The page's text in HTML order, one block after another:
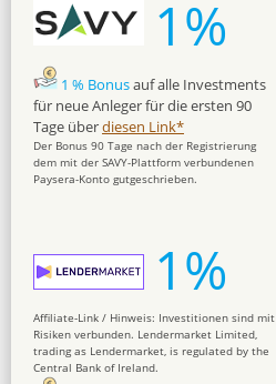
1%
1 % Bonusauf alle Investments
für neue Anleger für die ersten 90
Tage überdiesen Link*
Der Bonus 90 Tage nach der Registrierung
dem mit der SAVY-Plattform verbundenen
Paysera-Konto gutgeschrieben.
1%
Affiliate-Link / Hinweis: Investitionen sind mit
Risiken verbunden. Lendermarket Limited,
trading as Lendermarket, is regulated by the
Central Bank of Ireland.